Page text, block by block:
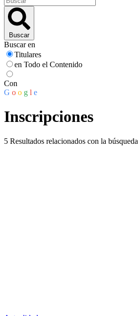
Buscar
Buscar en
Titulares
en Todo el Contenido
Con
G o o g l e
Inscripciones
5 Resultados relacionados con la búsqueda